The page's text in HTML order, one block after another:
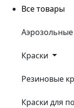
Все товары
Аэрозольные
Крaски
Резиновые
Краски для